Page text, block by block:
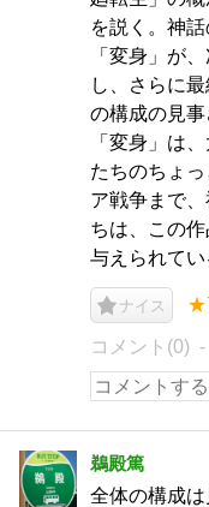
を説く。神
「変身」が
し、さらに
の構成の見
「変身」は
たちのちょ
ア戦争まで
ちは、この
与えられて
ナイス
コメント(0)
鵜殿篤
全体の構成